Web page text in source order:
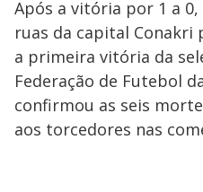
Após a vitória por 1 a
ruas da capital Conakri
a primeira vitória da
Federação de Futebol
confirmou as seis
aos torcedores nas